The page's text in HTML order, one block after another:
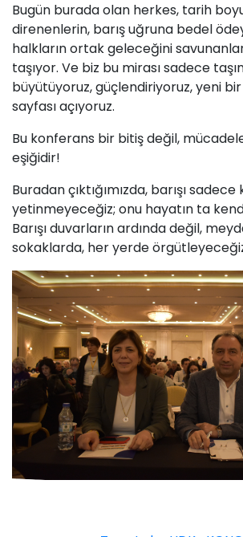
Bugün burada olan herkes, tarih
direnenlerin, barış uğruna bedel
halkların ortak geleceğini
taşıyor. Ve biz bu mirası sadece
büyütüyoruz, güçlendiriyoruz, yeni
sayfası açıyoruz.
Bu konferans bir bitiş değil,
eşiğidir!
Buradan çıktığımızda, barışı
yetinmeyeceğiz; onu hayatın ta
Barışı duvarların ardında değil,
sokaklarda, her yerde